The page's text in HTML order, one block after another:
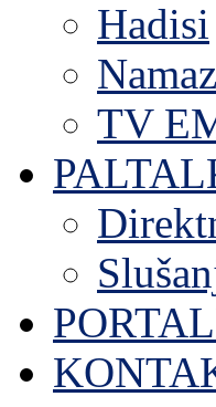
Hadisi
Namaz
TV